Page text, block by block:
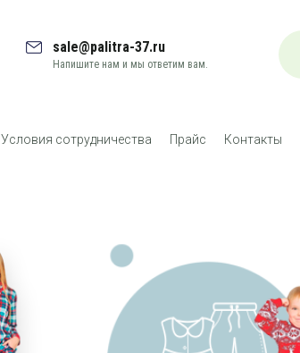
sale@palitra-37.ru
Напишите нам и мы ответим вам.
Условия сотрудничества Прайс Контакты